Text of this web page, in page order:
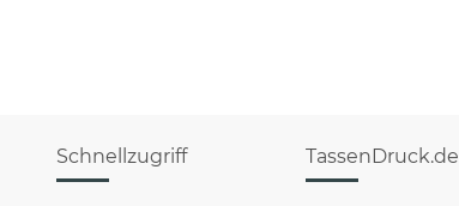
Schnellzugriff TassenDruck.de